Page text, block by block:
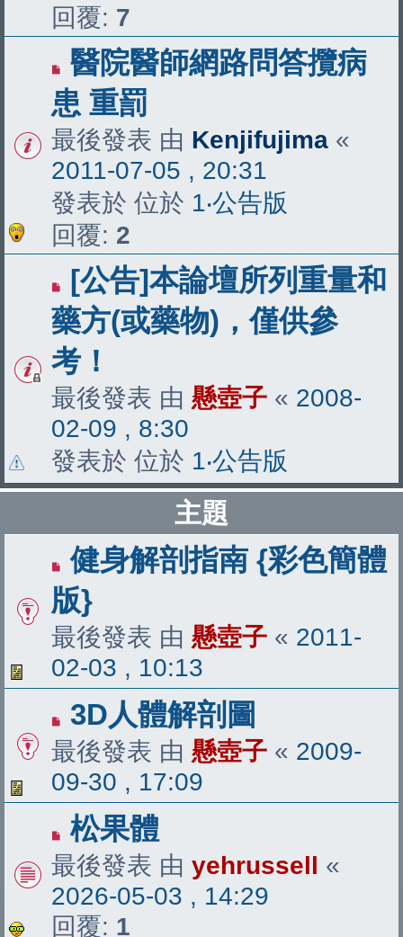
回覆: 7
醫院醫師網路問答攬病
患 重罰
最後發表 由 Kenjifujima «
2011-07-05 , 20:31
發表於 位於 1‧公告版
回覆: 2
[公告]本論壇所列重量和
藥方(或藥物)，僅供參
考！
最後發表 由 懸壺子 « 2008-
02-09 , 8:30
發表於 位於 1‧公告版
主題
健身解剖指南 {彩色簡體
版}
最後發表 由 懸壺子 « 2011-
02-03 , 10:13
3D人體解剖圖
最後發表 由 懸壺子 « 2009-
09-30 , 17:09
松果體
最後發表 由 yehrussell «
2026-05-03 , 14:29
回覆: 1